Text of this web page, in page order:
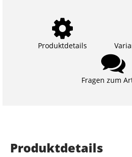
Produktdetails
Fragen zum
Produktdetails